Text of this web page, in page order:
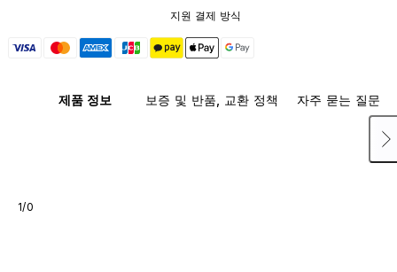
지원 결제 방식
제품 정보 보증 및 반품, 교환 정책 자주 묻는 질문
1/0